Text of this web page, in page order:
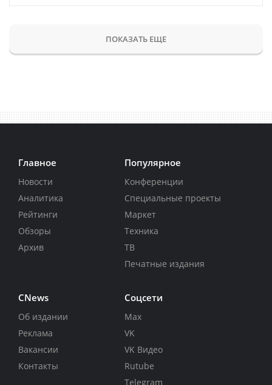
ПОКАЗАТЬ ЕЩЕ
Главное
Новости
Аналитика
Рейтинги
Обзоры
Архив
Популярное
Конференции
Специальные проекты
Маркет
Техника
ТВ
Печатные издания
CNews
Об издании
Реклама
Вакансии
Контакты
Соцсети
Max
VK
VK Видео
Rutube
Telegram